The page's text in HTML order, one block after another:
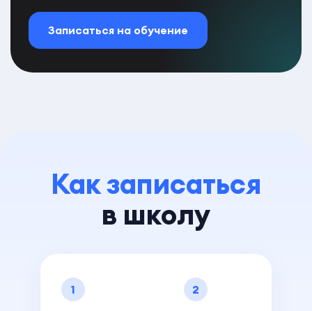
Записаться на обучение
Как записаться
в школу
1 2